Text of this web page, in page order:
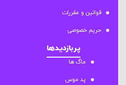
قوانین و مقررات
حریم خصوصی
پربازدیدها
ماگ ها
پد موس